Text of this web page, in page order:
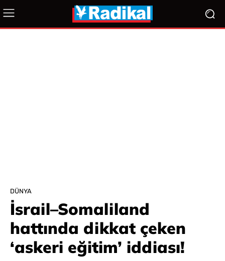
DÜNYA
İsrail–Somaliland
hattında dikkat çeken
‘askeri eğitim’ iddiası!